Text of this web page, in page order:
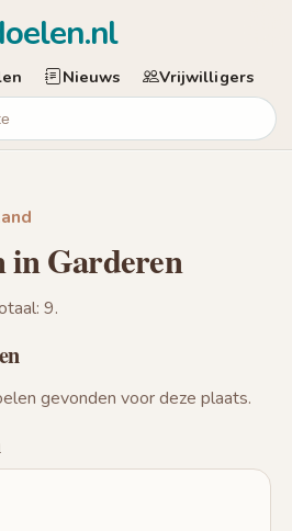
Nieuws Vrijwilligers
in Garderen
9.
gevonden voor deze plaats.